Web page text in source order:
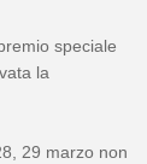
speciale
la
29 marzo non